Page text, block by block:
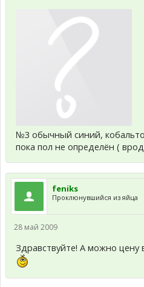
№3 обычный синий,
пока пол не определён (
feniks
Проклюнувшийся из яйца
28 май 2009
Здравствуйте! А можно цену